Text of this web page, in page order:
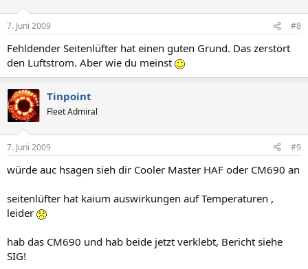
7. Juni 2009 #8
Fehldender Seitenlüfter hat einen guten Grund. Das zerstört
den Luftstrom. Aber wie du meinst
Tinpoint
Fleet Admiral
7. Juni 2009 #9
würde auc hsagen sieh dir Cooler Master HAF oder CM690 an
seitenlüfter hat kaium auswirkungen auf Temperaturen ,
leider
hab das CM690 und hab beide jetzt verklebt, Bericht siehe
SIG!